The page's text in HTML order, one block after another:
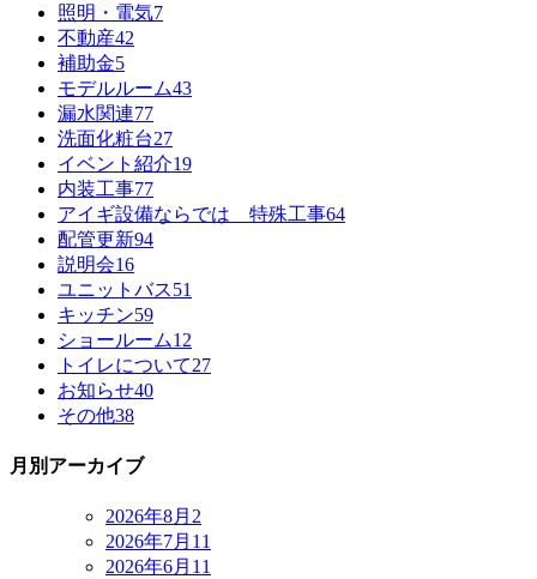
照明・電気7
不動産42
補助金5
モデルルーム43
漏水関連77
洗面化粧台27
イベント紹介19
内装工事77
アイギ設備ならでは 特殊工事64
配管更新94
説明会16
ユニットバス51
キッチン59
ショールーム12
トイレについて27
お知らせ40
その他38
月別アーカイブ
2026年8月 2
2026年7月 11
2026年6月 11